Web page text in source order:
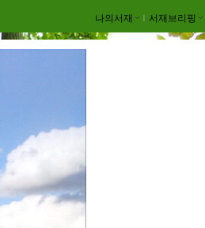
나의서재 ｌ 서재브리핑